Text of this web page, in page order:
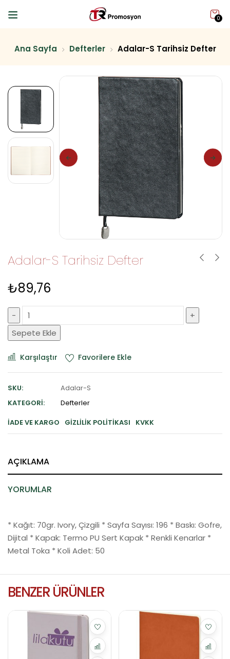
0
Ana Sayfa Defterler Adalar-S Tarihsiz Defter
Adalar-S Tarihsiz Defter
₺89,76
Sepete Ekle
Karşılaştır Favorilere Ekle
SKU:
Adalar-S
KATEGORI:
Defterler
İADE VE KARGO
GIZLILIK POLITIKASI KVKK
AÇIKLAMA
YORUMLAR
* Kağıt: 70gr. Ivory, Çizgili * Sayfa Sayısı: 196 * Baskı: Gofre,
Dijital * Kapak: Termo PU Sert Kapak * Renkli Kenarlar *
Metal Toka * Koli Adet: 50
BENZER ÜRÜNLER